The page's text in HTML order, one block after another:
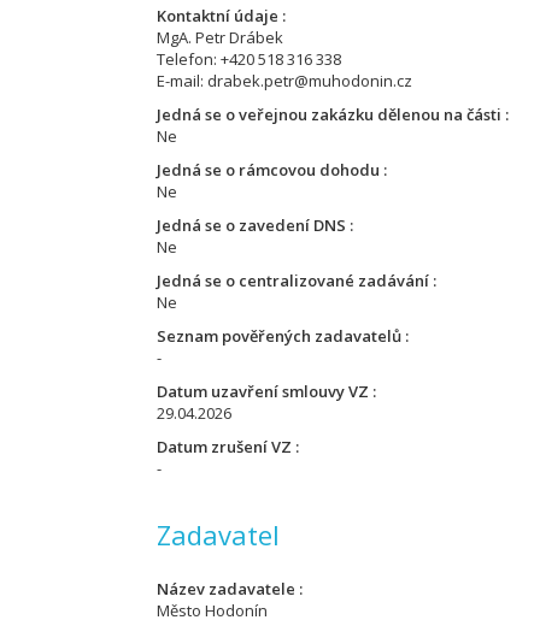
Kontaktní údaje
MgA. Petr Drábek
Telefon: +420 518 316 338
E-mail: drabek.petr@muhodonin.cz
Jedná se o veřejnou zakázku dělenou na části
Ne
Jedná se o rámcovou dohodu
Ne
Jedná se o zavedení DNS
Ne
Jedná se o centralizované zadávání
Ne
Seznam pověřených zadavatelů
-
Datum uzavření smlouvy VZ
29.04.2026
Datum zrušení VZ
-
Zadavatel
Název zadavatele
Město Hodonín